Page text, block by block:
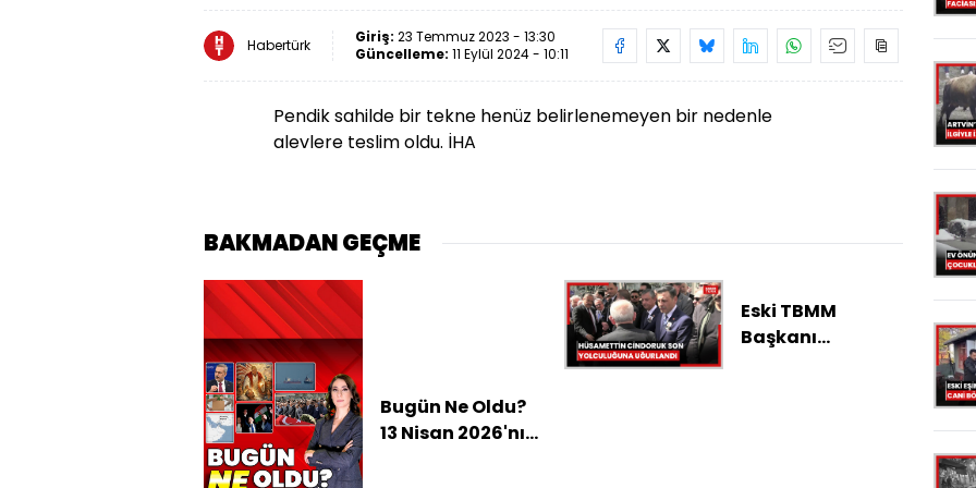
Habertürk Giriş: 23 Temmuz 2023 - 13:30
Güncelleme: 11 Eylül 2024 - 10:11
Pendik sahilde bir tekne henüz belirlenemeyen bir nedenle
alevlere teslim oldu. İHA
BAKMADAN GEÇME
Bugün Ne Oldu?
13 Nisan 2026'nın
Eski TBMM
Başkanı